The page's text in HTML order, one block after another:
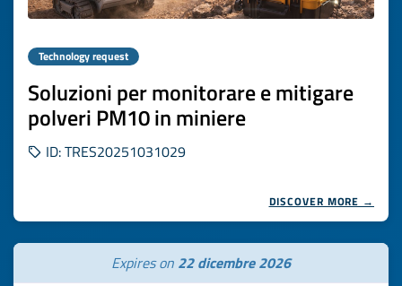
Technology request
Soluzioni per monitorare e mitigare
polveri PM10 in miniere
ID: TRES20251031029
DISCOVER MORE →
Expires on 22 dicembre 2026